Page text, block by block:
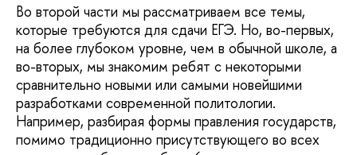
Во второй части мы рассматриваем все темы,
которые требуются для сдачи ЕГЭ. Но, во-первых,
на более глубоком уровне, чем в обычной школе, а
во-вторых, мы знакомим ребят с некоторыми
сравнительно новыми или самыми новейшими
разработками современной политологии.
Например, разбирая формы правления государств,
помимо традиционно присутствующего во всех